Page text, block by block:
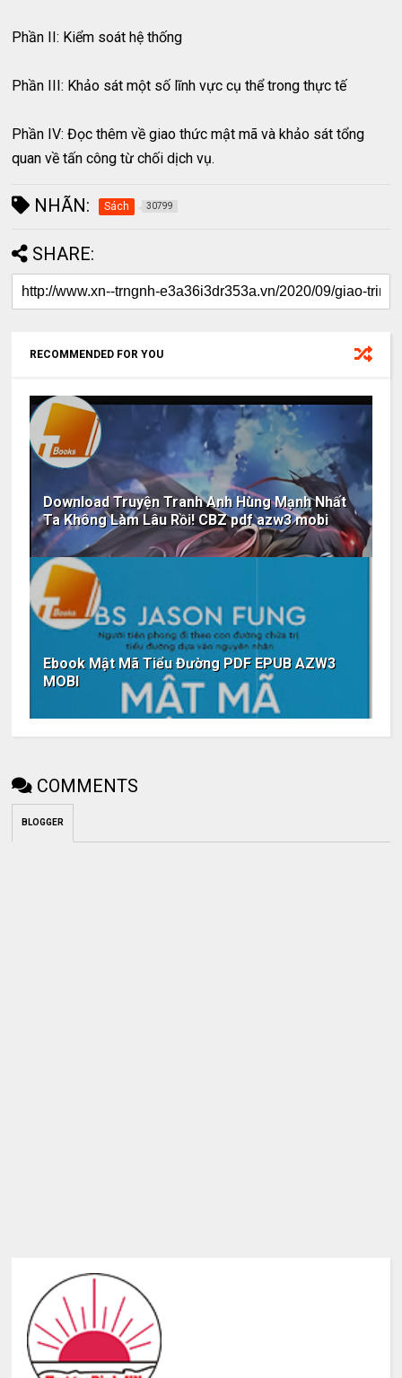
Phần II: Kiểm soát hệ thống
Phần III: Khảo sát một số lĩnh vực cụ thể trong thực tế
Phần IV: Đọc thêm về giao thức mật mã và khảo sát tổng
quan về tấn công từ chối dịch vụ.
NHÃN: Sách 30799
SHARE:
RECOMMENDED FOR YOU
Download Truyện Tranh Anh Hùng Mạnh Nhất
Ta Không Làm Lâu Rồi! CBZ pdf azw3 mobi
Ebook Mật Mã Tiểu Đường PDF EPUB AZW3
MOBI
COMMENTS
BLOGGER